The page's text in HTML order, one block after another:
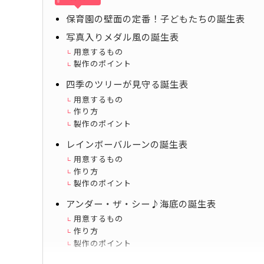
保育園の壁面の定番！子どもたちの誕生表
写真入りメダル風の誕生表
用意するもの
製作のポイント
四季のツリーが見守る誕生表
用意するもの
作り方
製作のポイント
レインボーバルーンの誕生表
用意するもの
作り方
製作のポイント
アンダー・ザ・シー♪海底の誕生表
用意するもの
作り方
製作のポイント